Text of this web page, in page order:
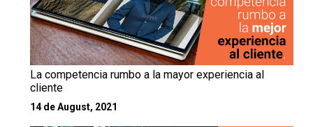
La competencia rumbo a la mayor experiencia al
cliente
14 de August, 2021